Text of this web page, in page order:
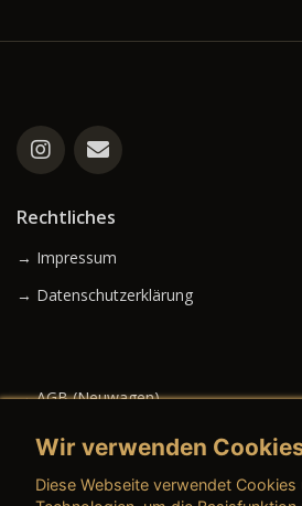
Rechtliches
→ Impressum
→ Datenschutzerklärung
→ AGB (Neuwagen)
→ AGB (Gebrauchtwagen)
Wir verwenden
Diese Webseite verwendet Cookies